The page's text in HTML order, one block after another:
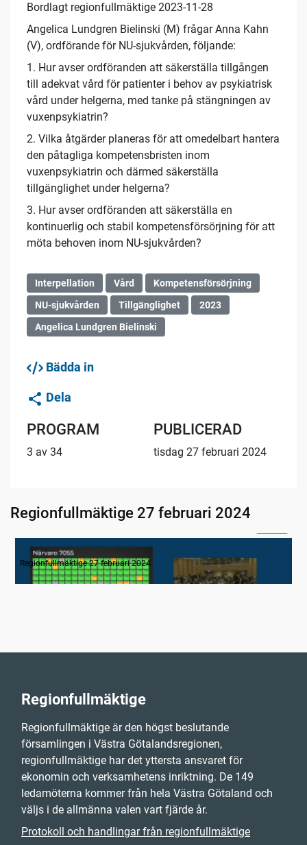
Bordlagt regionfullmäktige 2023-11-28
Angelica Lundgren Bielinski (M) frågar Anna Kahn
(V), ordförande för NU-sjukvården, följande:
1. Hur avser ordföranden att säkerställa tillgången
till adekvat vård för patienter i behov av psykiatrisk
vård under helgerna, med tanke på stängningen av
vuxenpsykiatrin?
2. Vilka åtgärder planeras för att omedelbart hantera
den påtagliga kompetensbristen inom
vuxenpsykiatrin och därmed säkerställa
tillgänglighet under helgerna?
3. Hur avser ordföranden att säkerställa en
kontinuerlig och stabil kompetensförsörjning för att
möta behoven inom NU-sjukvården?
Interpellation Vård
Kompetensförsörjning
NU-sjukvården
Tillgänglighet
2023
Angelica Lundgren Bielinski
Bädda in
Dela
PROGRAM
3 av 34
PUBLICERAD
tisdag 27 februari 2024
Regionfullmäktige 27 februari 2024
1. Inledning
Regionfullmäktige 27 februari 2024
Regionfullmäktige
Regionfullmäktige är den högst beslutande
församlingen i Västra Götalandsregionen,
regionfullmäktige har det yttersta ansvaret för
ekonomin och verksamhetens inriktning. De 149
ledamöterna kommer från hela Västra Götaland och
väljs i de allmänna valen vart fjärde år.
Protokoll och handlingar från regionfullmäktige